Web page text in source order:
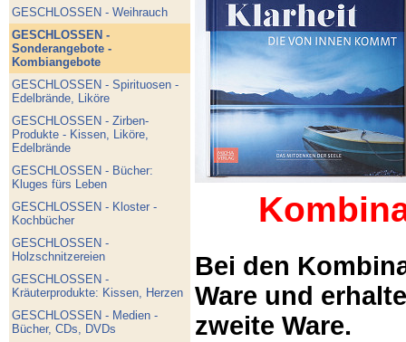
GESCHLOSSEN - Weihrauch
GESCHLOSSEN -
Sonderangebote -
Kombiangebote
GESCHLOSSEN - Spirituosen -
Edelbrände, Liköre
GESCHLOSSEN - Zirben-
Produkte - Kissen, Liköre,
Edelbrände
GESCHLOSSEN - Bücher:
Kluges fürs Leben
GESCHLOSSEN - Kloster -
Kochbücher
GESCHLOSSEN -
Holzschnitzereien
GESCHLOSSEN -
Kräuterprodukte: Kissen, Herzen
GESCHLOSSEN - Medien -
Bücher, CDs, DVDs
Bei den
Ware und
zweite Ware.